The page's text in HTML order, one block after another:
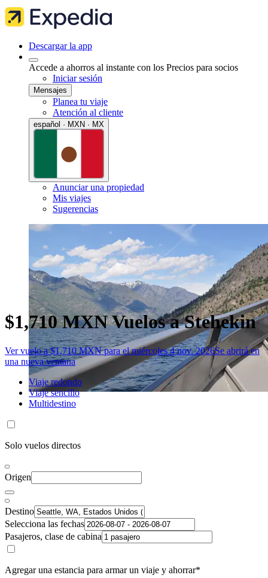
Descargar la app
Accede a ahorros al instante con los Precios para socios
Iniciar sesión
Mensajes
Planea tu viaje
Atención al cliente
español · MXN · MX
Anunciar una propiedad
Mis viajes
Sugerencias
$1,710 MXN Vuelos a Stehekin
Ver vuelo a $1,710 MXN para el miércoles 4 nov. 2026Se abrirá en
una nueva ventana
Viaje redondo
Viaje sencillo
Multidestino
Solo vuelos directos
Origen
Destino
Selecciona las fechas
Pasajeros, clase de cabina
Agregar una estancia para armar un viaje y ahorrar*